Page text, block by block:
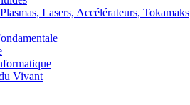
Lasers, Accélérateurs, Tokamaks
Vivant